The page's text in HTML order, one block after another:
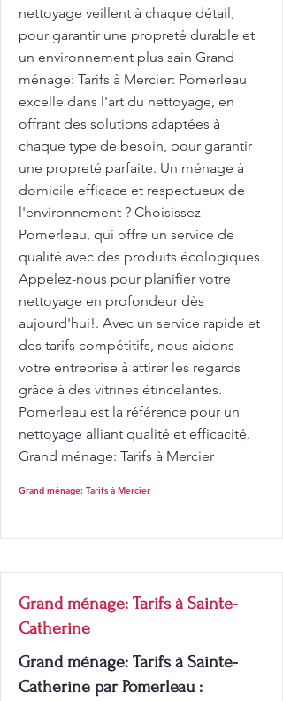
nettoyage veillent à chaque détail,
pour garantir une propreté durable et
un environnement plus sain Grand
ménage: Tarifs à Mercier: Pomerleau
excelle dans l'art du nettoyage, en
offrant des solutions adaptées à
chaque type de besoin, pour garantir
une propreté parfaite. Un ménage à
domicile efficace et respectueux de
l'environnement ? Choisissez
Pomerleau, qui offre un service de
qualité avec des produits écologiques.
Appelez-nous pour planifier votre
nettoyage en profondeur dès
aujourd'hui!. Avec un service rapide et
des tarifs compétitifs, nous aidons
votre entreprise à attirer les regards
grâce à des vitrines étincelantes.
Pomerleau est la référence pour un
nettoyage alliant qualité et efficacité.
Grand ménage: Tarifs à Mercier
Grand ménage: Tarifs à Mercier
Grand ménage: Tarifs à Sainte-
Catherine
Grand ménage: Tarifs à Sainte-
Catherine par Pomerleau :